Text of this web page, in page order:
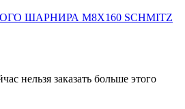
ШАРНИРА М8Х160 SCHMITZ
нельзя заказать больше этого